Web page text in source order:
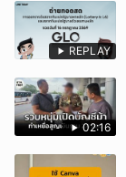
REPLAY
02:16